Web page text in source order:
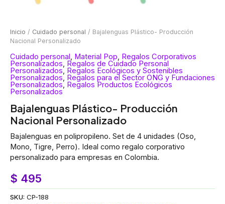
Inicio / Cuidado personal / Bajalenguas Plástico- Producción
Nacional Personalizado
Cuidado personal, Material Pop, Regalos Corporativos
Personalizados, Regalos de Cuidado Personal
Personalizados, Regalos Ecológicos y Sostenibles
Personalizados, Regalos para el Sector ONG y Fundaciones
Personalizados, Regalos Productos Ecológicos
Personalizados
Bajalenguas Plástico- Producción
Nacional Personalizado
Bajalenguas en polipropileno. Set de 4 unidades (Oso,
Mono, Tigre, Perro). Ideal como regalo corporativo
personalizado para empresas en Colombia.
$ 495
SKU: CP-188